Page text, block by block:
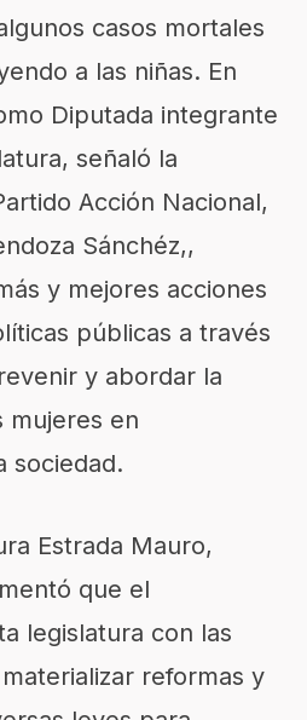
casos mortales
a las niñas. En
Diputada integrante
señaló la
Acción Nacional,
Sánchéz,,
y mejores acciones
públicas a través
y abordar la
mujeres en
sociedad.
Estrada Mauro,
que el
legislatura con las
reformas y